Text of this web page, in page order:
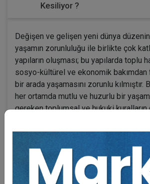
Kesiliyor ?
Değişen ve gelişen yeni dünya
yaşamın zorunluluğu ile birlikte çok
yapıların oluşması; bu yapılarda toplu
sosyo-kültürel ve ekonomik bakımdan
bir arada yaşamasını zorunlu
her ortamda mutlu ve huzurlu bir
gereken toplumsal ve hukuki kuralların
bulunan bir kurallar bütünü dahilinde
diğer konut sakinlerinin de bu kurallara
idaresine uymasını; buna karşın, yapı
söz konusu kurallar dahilinde yapı
gerçekleştirmesini gündeme getirmiş